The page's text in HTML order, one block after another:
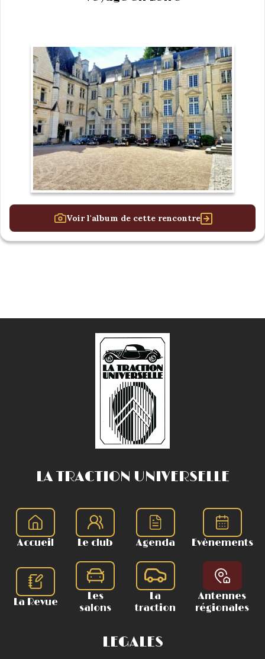
Voir l'album de cette rencontre
LA TRACTION UNIVERSELLE
Accueil Le club Agenda Evènements
La Revue
Les
salons
La
traction
Antennes
régionales
LEGALES